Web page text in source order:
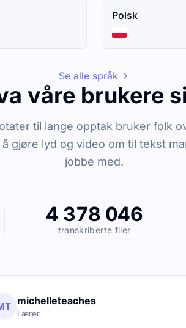
Polsk
Se alle språk
våre brukere
til lange opptak bruker folk
å gjøre lyd og video om til tekst
jobbe med.
4 378 046
transkriberte filer
michelleteaches
Lærer